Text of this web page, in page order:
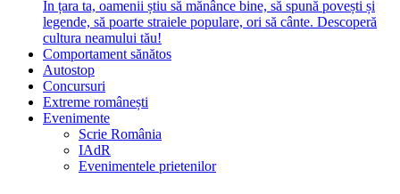
În țara ta, oamenii știu să mănânce bine, să spună povești și
legende, să poarte straiele populare, ori să cânte. Descoperă
cultura neamului tău!
Comportament sănătos
Autostop
Concursuri
Extreme românești
Evenimente
Scrie România
IAdR
Evenimentele prietenilor